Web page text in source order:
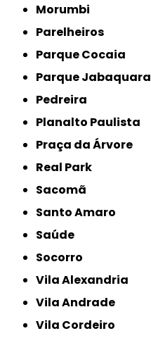
Morumbi
Parelheiros
Parque Cocaia
Parque Jabaquara
Pedreira
Planalto Paulista
Praça da Árvore
Real Park
Sacomã
Santo Amaro
Saúde
Socorro
Vila Alexandria
Vila Andrade
Vila Cordeiro